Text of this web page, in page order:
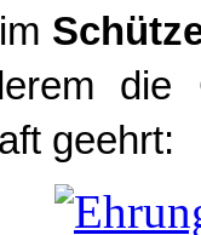
die
geehrt: